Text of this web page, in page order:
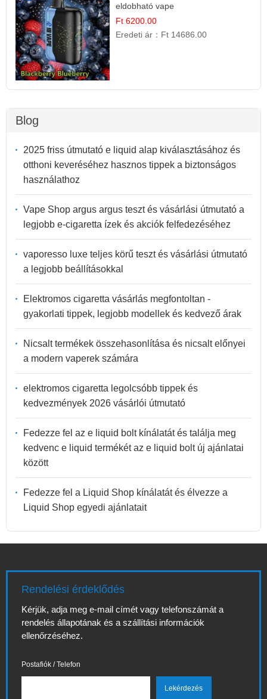
eldobható vape
Ft 6200.00
Eredeti ár： Ft 14686.00
Blog
2025 friss útmutató e liquid alap kiválasztásához és
otthoni keveréséhez hasznos tippek a biztonságos
használathoz
Vape Shop argus argus teszt és vásárlási útmutató a
legjobb e-cigaretta ízek és akciók felfedezéséhez
vaporesso luxe teljes körű teszt és vásárlási útmutató
a legjobb beállításokkal
Elektromos cigaretta vásárlás megfontoltan -
gyakorlati tippek, legjobb modellek és kedvező árak
Nicsalt termékek összehasonlítása és nicsalt előnyei
a modern vaperek számára
elektromos cigaretta legolcsóbb tippek és
kedvezmények 2026 vásárlói útmutató
Fedezze fel az e liquid bolt kínálatát és találja meg
kedvenc e liquid termékét az e liquid bolt új ajánlatai
között
Fedezze fel a Liquid Shop kínálatát és élvezze a
Liquid Shop egyedi ajánlatait
Rendelési érdeklődés
Kérjük, adja meg e-mail címét vagy telefonszámát a
rendelés állapotának és a szállítási információk
ellenőrzéséhez.
Postafiók / Telefon